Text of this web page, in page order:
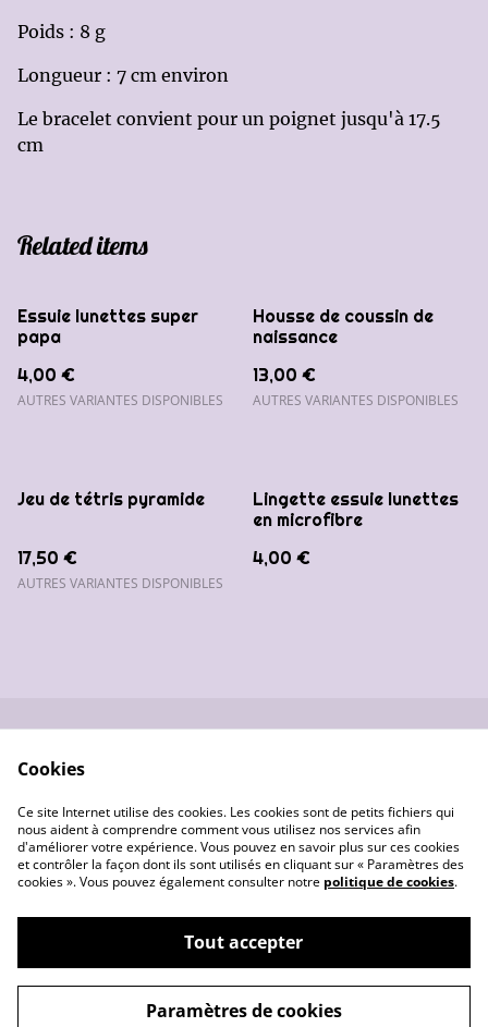
Poids : 8 g
Longueur : 7 cm environ
Le bracelet convient pour un poignet jusqu'à 17.5
cm
Related items
Essuie lunettes super
papa
4,00 €
AUTRES VARIANTES DISPONIBLES
Housse de coussin de
naissance
13,00 €
AUTRES VARIANTES DISPONIBLES
Jeu de tétris pyramide
17,50 €
AUTRES VARIANTES DISPONIBLES
Lingette essuie lunettes
en microfibre
4,00 €
Données
personnelles
Gestion des cookies
©2026Les créas de Pounette
Cookies
Ce site Internet utilise des cookies. Les cookies sont de petits fichiers qui
nous aident à comprendre comment vous utilisez nos services afin
d'améliorer votre expérience. Vous pouvez en savoir plus sur ces cookies
et contrôler la façon dont ils sont utilisés en cliquant sur « Paramètres des
cookies ». Vous pouvez également consulter notre politique de cookies.
Tout accepter
Paramètres de cookies